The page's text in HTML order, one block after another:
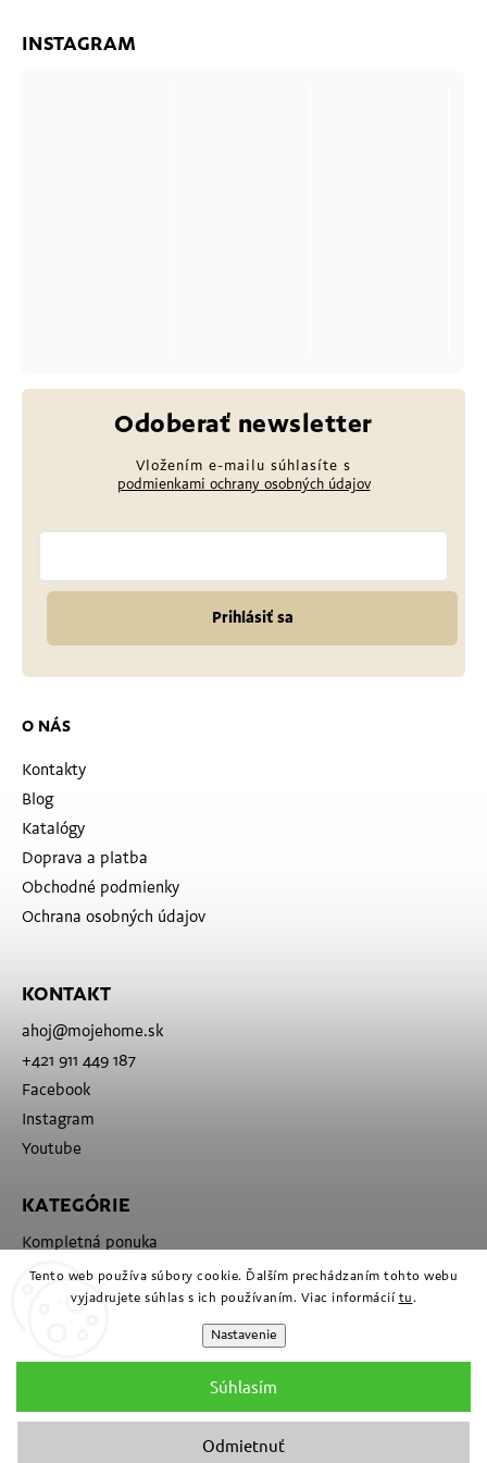
Tento web používa súbory cookie. Ďalším prechádzaním tohto webu
vyjadrujete súhlas s ich používaním. Viac informácií tu.
Nastavenie
Odmietnuť
Súhlasím
O NÁS
Kontakty
Blog
Katalógy
Doprava a platba
Obchodné podmienky
Ochrana osobných údajov
KONTAKT
ahoj@mojehome.sk
+421 911 449 187
Facebook
Instagram
Youtube
INSTAGRAM
Odoberať newsletter
Vložením e-mailu súhlasíte s
podmienkami ochrany osobných údajov
Prihlásiť sa
KATEGÓRIE
Kompletná ponuka
Značky